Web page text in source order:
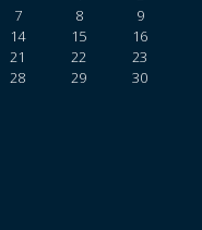
7 8
9
14 15
16
21 22
23
28 29
30